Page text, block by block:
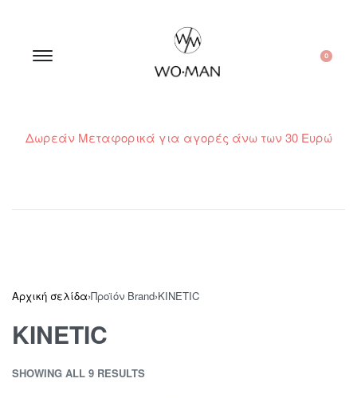
0
Δωρεάν Μεταφορικά για αγορές άνω των 30 Ευρώ
Αρχική σελίδα›Προϊόν Brand›KINETIC
KINETIC
SHOWING ALL 9 RESULTS